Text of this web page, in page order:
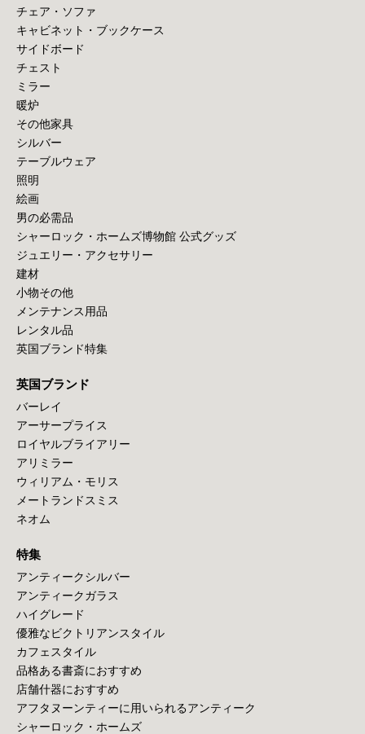
チェア・ソファ
キャビネット・ブックケース
サイドボード
チェスト
ミラー
暖炉
その他家具
シルバー
テーブルウェア
照明
絵画
男の必需品
シャーロック・ホームズ博物館 公式グッズ
ジュエリー・アクセサリー
建材
小物その他
メンテナンス用品
レンタル品
英国ブランド特集
英国ブランド
バーレイ
アーサープライス
ロイヤルブライアリー
アリミラー
ウィリアム・モリス
メートランドスミス
ネオム
特集
アンティークシルバー
アンティークガラス
ハイグレード
優雅なビクトリアンスタイル
カフェスタイル
品格ある書斎におすすめ
店舗什器におすすめ
アフタヌーンティーに用いられるアンティーク
シャーロック・ホームズ